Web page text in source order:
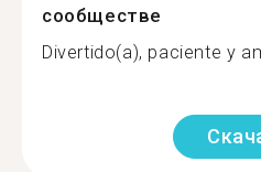
сообществе
Divertido(a), paciente y